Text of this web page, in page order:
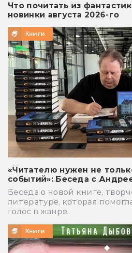
Что почитать из
новинки августа 2026-го
Книги
«Читателю нужен не
событий»: Беседа с
Беседа о новой книге,
литературе, которая
голос в жанре.
Книги